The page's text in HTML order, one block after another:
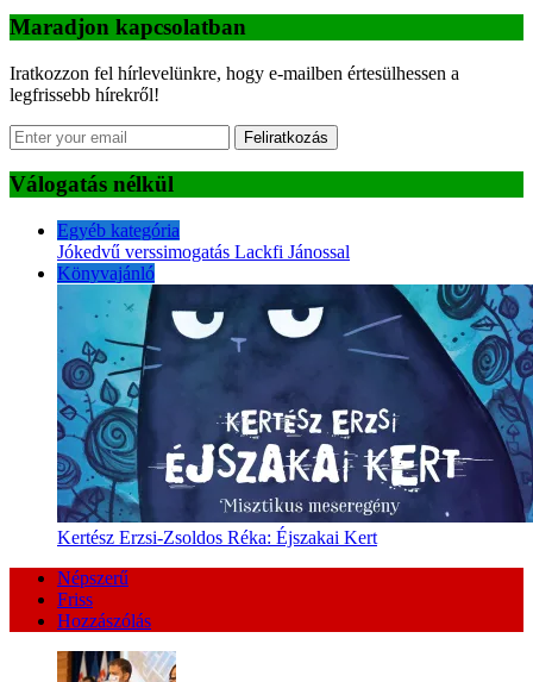
Maradjon kapcsolatban
Iratkozzon fel hírlevelünkre, hogy e-mailben értesülhessen a
legfrissebb hírekről!
Feliratkozás
Válogatás nélkül
Egyéb kategória
Jókedvű verssimogatás Lackfi Jánossal
Könyvajánló
Kertész Erzsi-Zsoldos Réka: Éjszakai Kert
Népszerű
Friss
Hozzászólás